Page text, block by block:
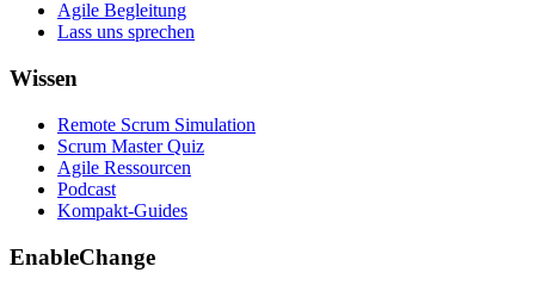
Agile Begleitung
Lass uns sprechen
Wissen
Remote Scrum Simulation
Scrum Master Quiz
Agile Ressourcen
Podcast
Kompakt-Guides
EnableChange